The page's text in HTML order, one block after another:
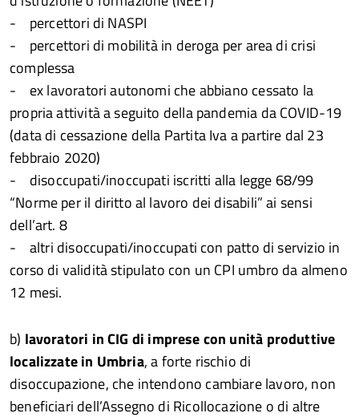
- percettori di NASPI
- percettori di mobilità in deroga per area di crisi
complessa
- ex lavoratori autonomi che abbiano cessato la
propria attività a seguito della pandemia da COVID-19
(data di cessazione della Partita Iva a partire dal 23
febbraio 2020)
- disoccupati/inoccupati iscritti alla legge 68/99
“Norme per il diritto al lavoro dei disabili” ai sensi
dell’art. 8
- altri disoccupati/inoccupati con patto di servizio in
corso di validità stipulato con un CPI umbro da almeno
12 mesi.
b) lavoratori in CIG di imprese con unità produttive
localizzate in Umbria, a forte rischio di
disoccupazione, che intendono cambiare lavoro, non
beneficiari dell’Assegno di Ricollocazione o di altre